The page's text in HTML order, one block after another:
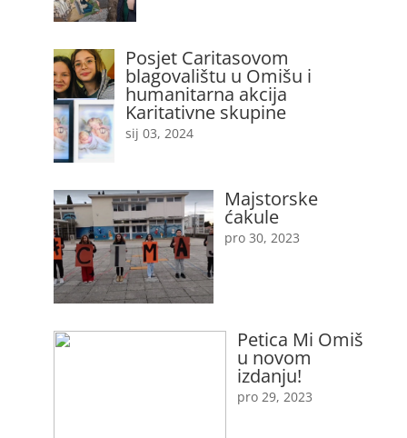
Posjet Caritasovom
blagovalištu u Omišu i
humanitarna akcija
Karitativne skupine
sij 03, 2024
Majstorske
ćakule
pro 30, 2023
Petica Mi Omiš
u novom
izdanju!
pro 29, 2023